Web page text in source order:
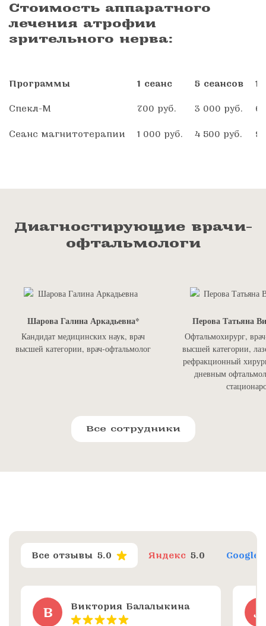
Стоимость аппаратного
лечения атрофии
зрительного нерва:
Программы 1 сеанс 5 сеансов
Спекл-М 700 руб. 3 000 руб. 6
Сеанс магнитотерапии 1 000 руб. 4 500 руб. 9
Диагностирующие врачи-
офтальмологи
Шарова Галина Аркадьевна
Кандидат медицинских наук, врач
высшей категории, врач-офтальмолог
Перова Татьяна
Офтальмохирург,
высшей категории,
рефракционный
дневным
Все сотрудники
Все отзывы 5.0 Яндекс 5.0 Google
В Виктория Балалыкина Л